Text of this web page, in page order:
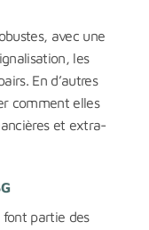
avec une
les
En d’autres
comment elles
et extra-
font partie des